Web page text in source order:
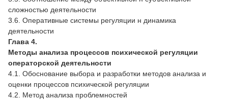
сложностью деятельности
3.6. Оперативные системы регуляции н динамика
деятельности
Глава 4.
Методы анализа процессов психической регуляции
операторской деятельности
4.1. Обоснование выбора и разработки методов анализа и
оценки процессов психической регуляции
4.2. Метод анализа проблемностей